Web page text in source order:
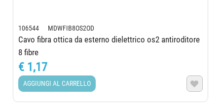
106544 MDWFIB8OS2OD
Cavo fibra ottica da esterno dielettrico os2 antiroditore
8 fibre
€ 1,17
AGGIUNGI AL CARRELLO 